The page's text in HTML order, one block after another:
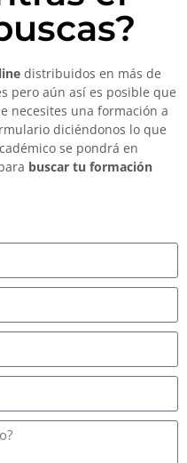
distribuidos en más de
pero aún así es posible que
necesites una formación a
diciéndonos lo que
se pondrá en
buscar tu formación